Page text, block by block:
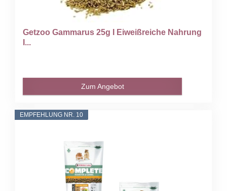
Getzoo Gammarus 25g I Eiweißreiche Nahrung
I...
Zum Angebot
EMPFEHLUNG NR. 10